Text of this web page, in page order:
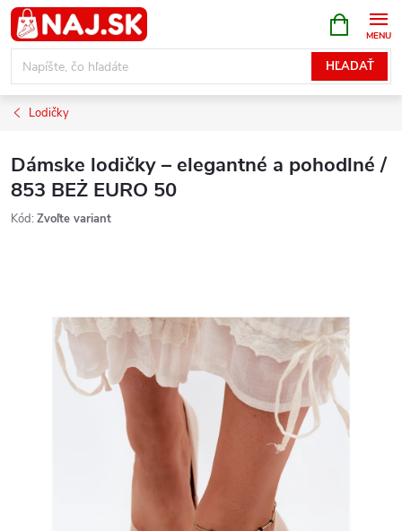
Prejsť
na
obsah
HĽADAŤ
KOŠÍK
Lodičky
Dámske lodičky – elegantné a pohodlné /
853 BEŻ EURO 50
Kód: Zvoľte variant